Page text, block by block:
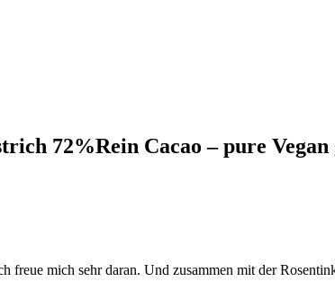
72%Rein Cacao – pure
mich sehr daran. Und zusammen mit der